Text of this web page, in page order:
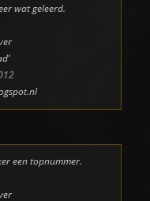
wat geleerd.
een topnummer.